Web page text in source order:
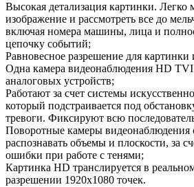
Высокая детализация картинки. Легко
изображение и рассмотреть все до
включая номера машины, лица и
цепочку событий;
Равновесное разрешение для картинки
Одна камера видеонаблюдения HD TVI
аналоговых устройств;
Работают за счет системы
который подстраивается под
тревоги. Фиксируют всю
Поворотные камеры видеонаблюдения
распознавать объемы и плоскости, за
ошибки при работе с тенями;
Картинка HD транслируется в
разрешении 1920х1080 точек.